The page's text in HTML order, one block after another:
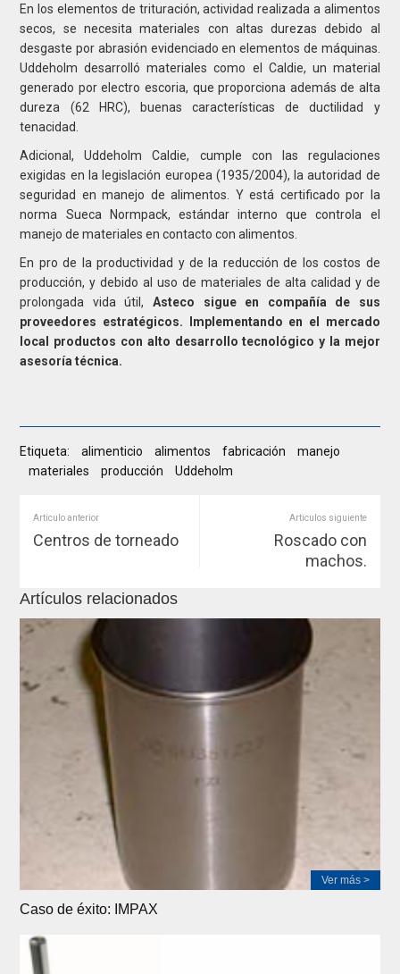
En los elementos de trituración, actividad realizada a alimentos
secos, se necesita materiales con altas durezas debido al
desgaste por abrasión evidenciado en elementos de máquinas.
Uddeholm desarrolló materiales como el Caldie, un material
generado por electro escoria, que proporciona además de alta
dureza (62 HRC), buenas características de ductilidad y
tenacidad.
Adicional, Uddeholm Caldie, cumple con las regulaciones
exigidas en la legislación europea (1935/2004), la autoridad de
seguridad en manejo de alimentos. Y está certificado por la
norma Sueca Normpack, estándar interno que controla el
manejo de materiales en contacto con alimentos.
En pro de la productividad y de la reducción de los costos de
producción, y debido al uso de materiales de alta calidad y de
prolongada vida útil, Asteco sigue en compañía de sus
proveedores estratégicos. Implementando en el mercado
local productos con alto desarrollo tecnológico y la mejor
asesoría técnica.
Etiqueta: alimenticio alimentos fabricación
manejo
materiales
producción Uddeholm
Articulo anterior
Centros de torneado
Articulos siguiente
Roscado con
machos.
Artículos relacionados
Ver más >
Caso de éxito: IMPAX